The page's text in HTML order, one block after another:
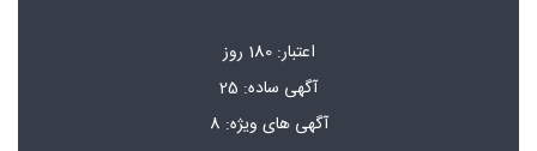
اعتبار: 180 روز
آگهی ساده: 25
آگهی های ویژه: 8